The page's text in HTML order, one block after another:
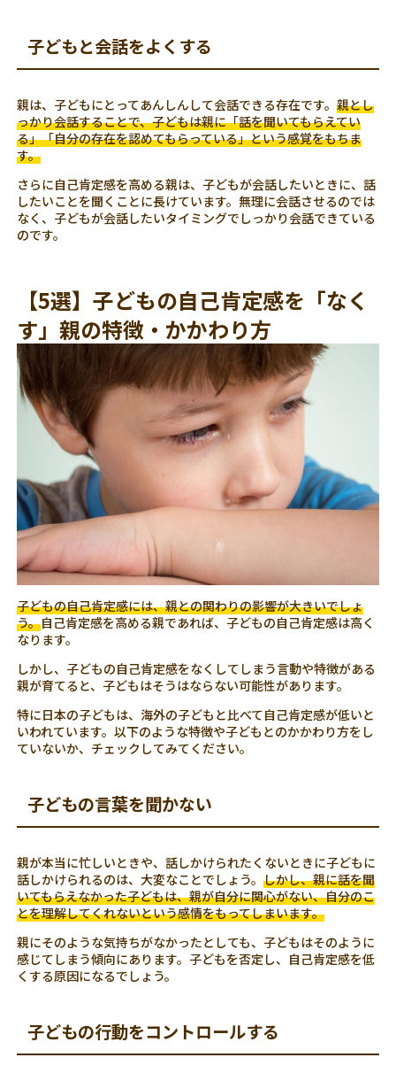
子どもと会話をよくする
親は、子どもにとってあんしんして会話できる存在です。親とし
っかり会話することで、子どもは親に「話を聞いてもらえてい
る」「自分の存在を認めてもらっている」という感覚をもちま
す。
さらに自己肯定感を高める親は、子どもが会話したいときに、話
したいことを聞くことに長けています。無理に会話させるのでは
なく、子どもが会話したいタイミングでしっかり会話できている
のです。
【5選】子どもの自己肯定感を「なく
す」親の特徴・かかわり方
子どもの自己肯定感には、親との関わりの影響が大きいでしょ
う。自己肯定感を高める親であれば、子どもの自己肯定感は高く
なります。
しかし、子どもの自己肯定感をなくしてしまう言動や特徴がある
親が育てると、子どもはそうはならない可能性があります。
特に日本の子どもは、海外の子どもと比べて自己肯定感が低いと
いわれています。以下のような特徴や子どもとのかかわり方をし
ていないか、チェックしてみてください。
子どもの言葉を聞かない
親が本当に忙しいときや、話しかけられたくないときに子どもに
話しかけられるのは、大変なことでしょう。しかし、親に話を聞
いてもらえなかった子どもは、親が自分に関心がない、自分のこ
とを理解してくれないという感情をもってしまいます。
親にそのような気持ちがなかったとしても、子どもはそのように
感じてしまう傾向にあります。子どもを否定し、自己肯定感を低
くする原因になるでしょう。
子どもの行動をコントロールする